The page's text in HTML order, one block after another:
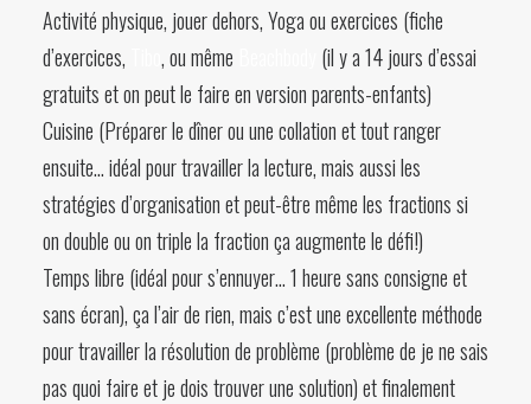
Activité physique, jouer dehors, Yoga ou exercices (fiche
d’exercices,
, ou même
(il y a 14 jours d’essai
gratuits et on peut le faire en version parents-enfants)
Cuisine (Préparer le dîner ou une collation et tout ranger
ensuite… idéal pour travailler la lecture, mais aussi les
stratégies d’organisation et peut-être même les fractions si
on double ou on triple la fraction ça augmente le défi!)
Temps libre (idéal pour s’ennuyer… 1 heure sans consigne et
sans écran), ça l’air de rien, mais c’est une excellente méthode
pour travailler la résolution de problème (problème de je ne sais
pas quoi faire et je dois trouver une solution) et finalement